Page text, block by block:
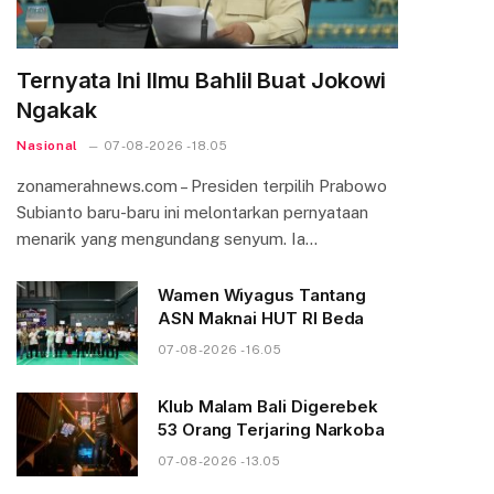
Ternyata Ini Ilmu Bahlil Buat Jokowi
Ngakak
Nasional 07-08-2026 - 18.05
zonamerahnews.com – Presiden terpilih Prabowo
Subianto baru-baru ini melontarkan pernyataan
menarik yang mengundang senyum. Ia…
Wamen Wiyagus Tantang
ASN Maknai HUT RI Beda
07-08-2026 - 16.05
Klub Malam Bali Digerebek
53 Orang Terjaring Narkoba
07-08-2026 - 13.05